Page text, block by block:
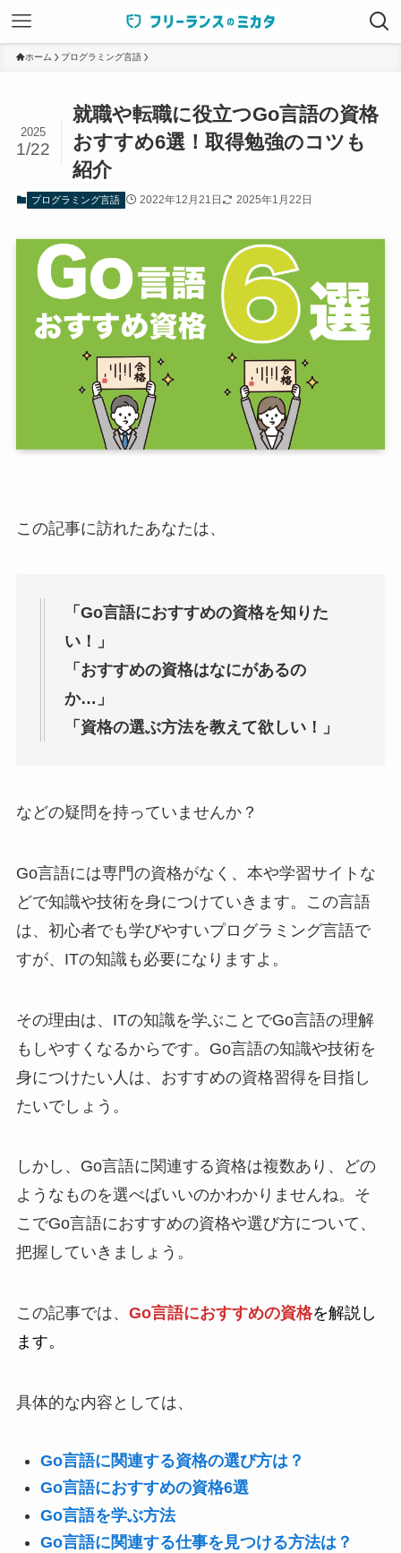
ホーム プログラミング言語
就職や転職に役立つGo言語の資格
おすすめ6選！取得勉強のコツも
紹介
2025
1/22
プログラミング言語 2022年12月21日 2025年1月22日
この記事に訪れたあなたは、
「Go言語におすすめの資格を知りた
い！」
「おすすめの資格はなにがあるの
か…」
「資格の選ぶ方法を教えて欲しい！」
などの疑問を持っていませんか？
Go言語には専門の資格がなく、本や学習サイトな
どで知識や技術を身につけていきます。この言語
は、初心者でも学びやすいプログラミング言語で
すが、ITの知識も必要になりますよ。
その理由は、ITの知識を学ぶことでGo言語の理解
もしやすくなるからです。Go言語の知識や技術を
身につけたい人は、おすすめの資格習得を目指し
たいでしょう。
しかし、Go言語に関連する資格は複数あり、どの
ようなものを選べばいいのかわかりませんね。そ
こでGo言語におすすめの資格や選び方について、
把握していきましょう。
この記事では、 Go言語におすすめの資格を解説し
ます。
具体的な内容としては、
Go言語に関連する資格の選び方は？
Go言語におすすめの資格6選
Go言語を学ぶ方法
Go言語に関連する仕事を見つける方法は？